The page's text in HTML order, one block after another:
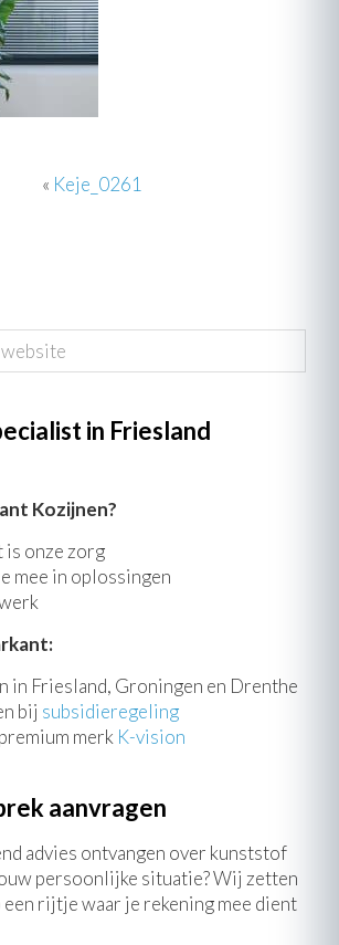
« Keje_0261
in Friesland
Kozijnen?
onze zorg
mee in oplossingen
in Friesland, Groningen en Drenthe
bij subsidieregeling
merk K-vision
aanvragen
advies ontvangen over kunststof
persoonlijke situatie? Wij zetten
rijtje waar je rekening mee dient